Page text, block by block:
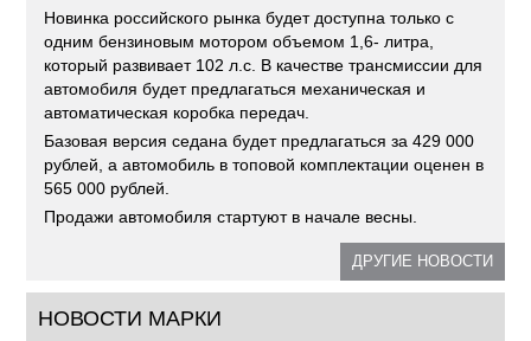
Новинка российского рынка будет доступна только с
одним бензиновым мотором объемом 1,6- литра,
который развивает 102 л.с. В качестве трансмиссии для
автомобиля будет предлагаться механическая и
автоматическая коробка передач.
Базовая версия седана будет предлагаться за 429 000
рублей, а автомобиль в топовой комплектации оценен в
565 000 рублей.
Продажи автомобиля стартуют в начале весны.
ДРУГИЕ НОВОСТИ
НОВОСТИ МАРКИ